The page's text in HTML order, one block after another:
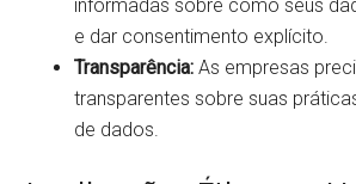
informadas sobre como seus
e dar consentimento explícito.
Transparência: As empresas
transparentes sobre suas
de dados.